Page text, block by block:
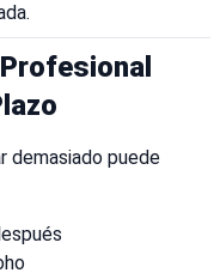
demasiado puede